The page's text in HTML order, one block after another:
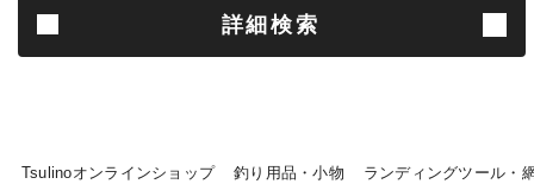
詳細検索
Tsulinoオンラインショップ 釣り用品・小物 ランディングツール・
針・仕掛(156)
釣り用品・小物(183)